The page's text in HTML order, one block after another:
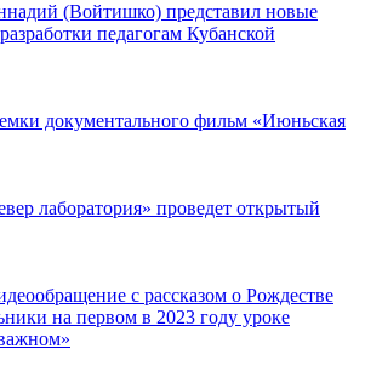
(Войтишко) представил новые
педагогам Кубанской
документального фильм «Июньская
лаборатория» проведет открытый
с рассказом о Рождестве
на первом в 2023 году уроке